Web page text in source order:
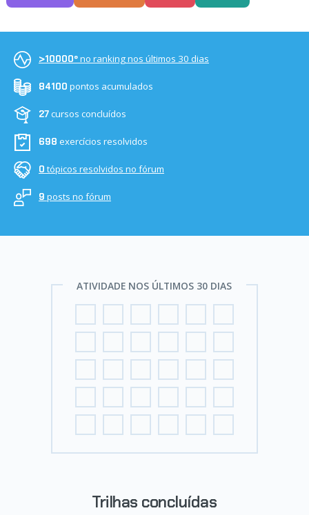
>10000ºno ranking nos últimos 30 dias
84100 pontos acumulados
27cursos concluídos
698 exercícios resolvidos
0 tópicos resolvidos no fórum
9 posts no fórum
ATIVIDADE NOS ÚLTIMOS 30 DIAS
Trilhas concluídas